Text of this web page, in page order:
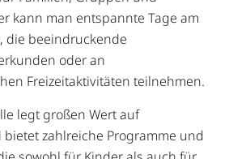
kann man entspannte Tage am
die beeindruckende
oder an
Freizeitaktivitäten teilnehmen.
legt großen Wert auf
zahlreiche Programme und